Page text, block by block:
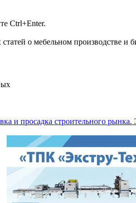
Ctrl+Enter.
о мебельном производстве и
и просадка строительного